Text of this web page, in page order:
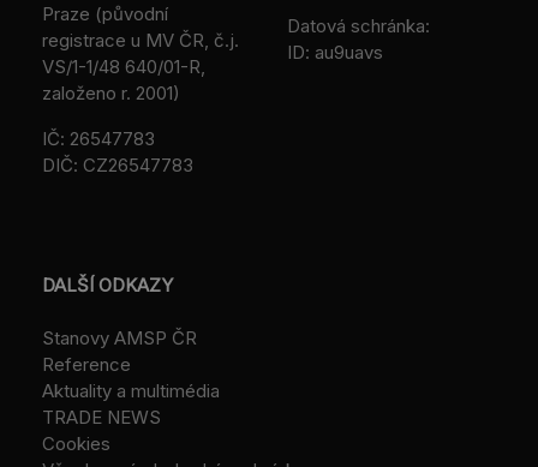
Praze (původní
registrace u MV ČR, č.j.
VS/1-1/48 640/01-R,
založeno r. 2001)
IČ: 26547783
DIČ: CZ26547783
Datová schránka:
ID: au9uavs
DALŠÍ ODKAZY
Stanovy AMSP ČR
Reference
Aktuality a multimédia
TRADE NEWS
Cookies